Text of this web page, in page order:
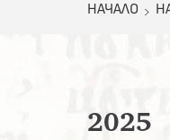
НАЧАЛО
2025